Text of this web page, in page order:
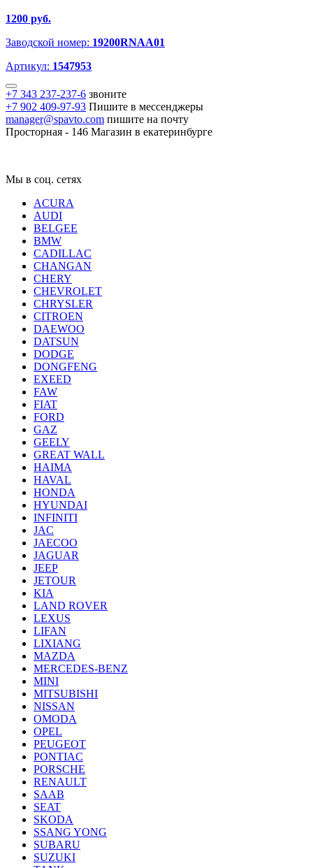
1200 руб.
Заводской номер: 19200RNAA01
Артикул: 1547953
+7 343 237-237-6 звоните
+7 902 409-97-93 Пишите в мессенджеры
manager@spavto.com пишите на почту
Просторная - 146 Магазин в екатеринбурге
Мы в соц. сетях
ACURA
AUDI
BELGEE
BMW
CADILLAC
CHANGAN
CHERY
CHEVROLET
CHRYSLER
CITROEN
DAEWOO
DATSUN
DODGE
DONGFENG
EXEED
FAW
FIAT
FORD
GAZ
GEELY
GREAT WALL
HAIMA
HAVAL
HONDA
HYUNDAI
INFINITI
JAC
JAECOO
JAGUAR
JEEP
JETOUR
KIA
LAND ROVER
LEXUS
LIFAN
LIXIANG
MAZDA
MERCEDES-BENZ
MINI
MITSUBISHI
NISSAN
OMODA
OPEL
PEUGEOT
PONTIAC
PORSCHE
RENAULT
SAAB
SEAT
SKODA
SSANG YONG
SUBARU
SUZUKI